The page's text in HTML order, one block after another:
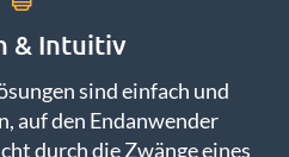
& Intuitiv
sind einfach und
auf den Endanwender
durch die Zwänge eines